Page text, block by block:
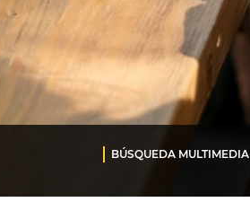
BÚSQUEDA MULTIMEDIA